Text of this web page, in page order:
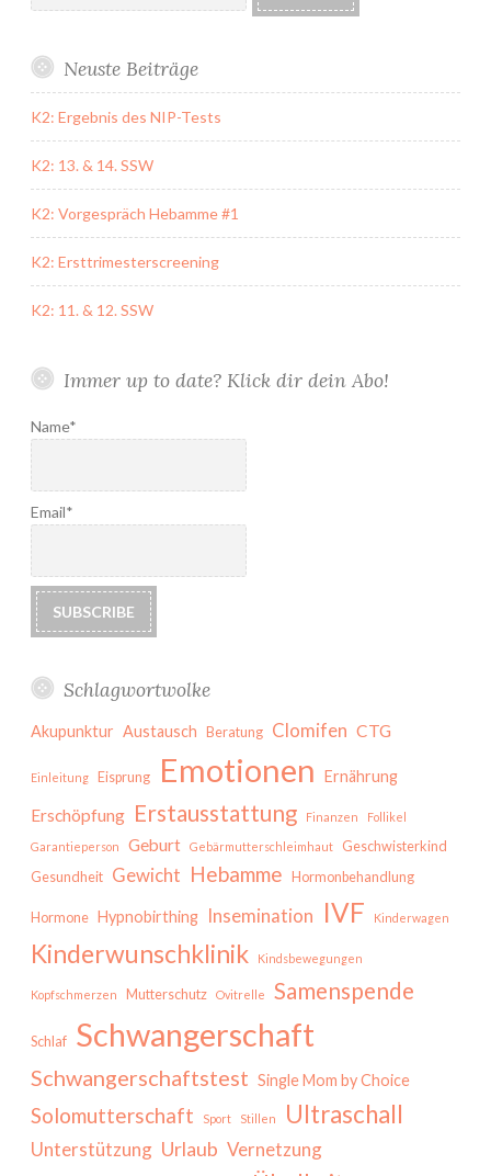
Neuste Beiträge
K2: Ergebnis des NIP-Tests
K2: 13. & 14. SSW
K2: Vorgespräch Hebamme #1
K2: Ersttrimesterscreening
K2: 11. & 12. SSW
Immer up to date? Klick dir dein Abo!
Name*
Email*
Schlagwortwolke
Akupunktur Austausch Beratung Clomifen CTG
Einleitung Eisprung Emotionen Ernährung
Erschöpfung Erstausstattung Finanzen Follikel
Garantieperson Geburt Gebärmutterschleimhaut
Geschwisterkind
Gesundheit Gewicht Hebamme Hormonbehandlung
Hormone Hypnobirthing Insemination IVF Kinderwagen
Kinderwunschklinik Kindsbewegungen
Kopfschmerzen Mutterschutz Ovitrelle Samenspende
Schlaf Schwangerschaft
Schwangerschaftstest Single Mom by Choice
Solomutterschaft Sport Stillen Ultraschall
Unterstützung Urlaub Vernetzung